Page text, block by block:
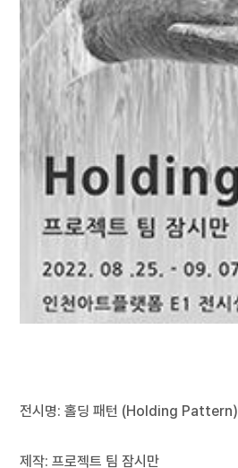
전시명: 홀딩 패턴 (Holding Pattern)
제작: 프로젝트 팀 잠시만